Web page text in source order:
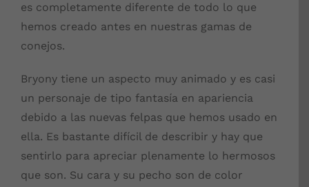
es completamente diferente de todo lo que
hemos creado antes en nuestras gamas de
conejos.
Bryony tiene un aspecto muy animado y es casi
un personaje de tipo fantasía en apariencia
debido a las nuevas felpas que hemos usado en
ella. Es bastante difícil de describir y hay que
sentirlo para apreciar plenamente lo hermosos
que son. Su cara y su pecho son de color